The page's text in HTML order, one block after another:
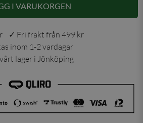
I VARUKORGEN
✓ Fri frakt från 499 kr
inom 1-2 vardagar
lager i Jönköping